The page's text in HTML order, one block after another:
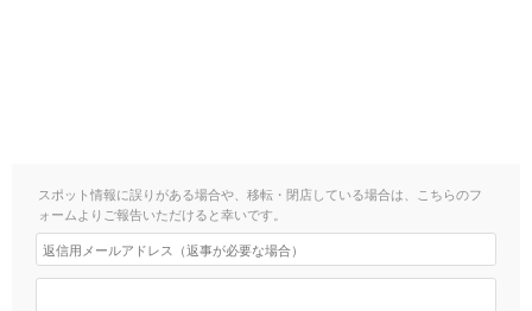
スポット情報に誤りがある場合や、移転・閉店している場合は、こちらのフ
ォームよりご報告いただけると幸いです。